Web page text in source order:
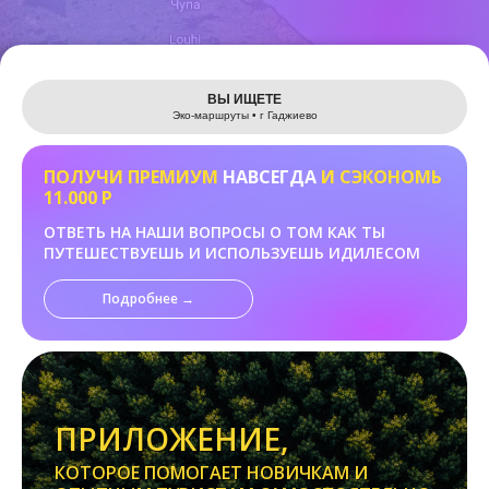
Leaflet
ВЫ ИЩЕТЕ
Эко-маршруты • г Гаджиево
ПОЛУЧИ ПРЕМИУМ НАВСЕГДА И СЭКОНОМЬ
11.000 Р
ОТВЕТЬ НА НАШИ ВОПРОСЫ О ТОМ КАК ТЫ
ПУТЕШЕСТВУЕШЬ И ИСПОЛЬЗУЕШЬ ИДИЛЕСОМ
Подробнее →
ПРИЛОЖЕНИЕ,
КОТОРОЕ ПОМОГАЕТ НОВИЧКАМ И